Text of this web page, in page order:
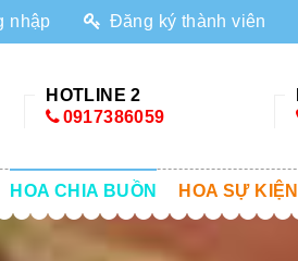
nhập Đăng ký thành viên
HOTLINE 2
0917386059
HOA CHIA BUỒN HOA SỰ KIỆN